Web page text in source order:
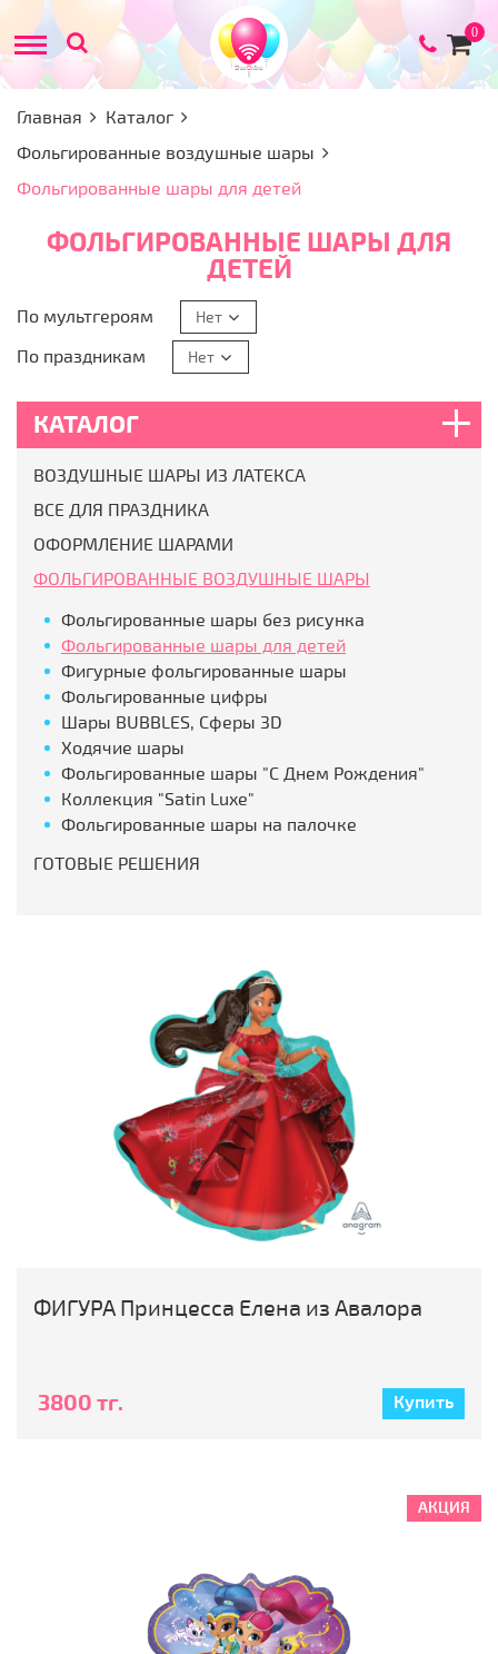
в
0
Главная
Каталог
Фольгированные воздушные шары
Фольгированные шары для детей
ФОЛЬГИРОВАННЫЕ ШАРЫ ДЛЯ
ДЕТЕЙ
По мультгероям Нет
По праздникам Нет
КАТАЛОГ
ВОЗДУШНЫЕ ШАРЫ ИЗ ЛАТЕКСА
ВСЕ ДЛЯ ПРАЗДНИКА
ОФОРМЛЕНИЕ ШАРАМИ
ФОЛЬГИРОВАННЫЕ ВОЗДУШНЫЕ ШАРЫ
Фольгированные шары без рисунка
Фольгированные шары для детей
Фигурные фольгированные шары
Фольгированные цифры
Шары BUBBLES, Сферы 3D
Ходячие шары
Фольгированные шары "С Днем Рождения"
Коллекция "Satin Luxe"
Фольгированные шары на палочке
ГОТОВЫЕ РЕШЕНИЯ
ФИГУРА Принцесса Елена из Авалора
3800 тг. Купить
АКЦИЯ